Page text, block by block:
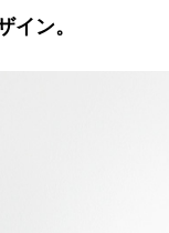
イン。